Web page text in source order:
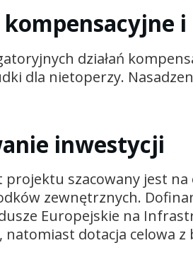
kompensacyjne
działań
dla nietoperzy.
inwestycji
projektu szacowany jest
zewnętrznych.
Europejskie na
natomiast dotacja celowa